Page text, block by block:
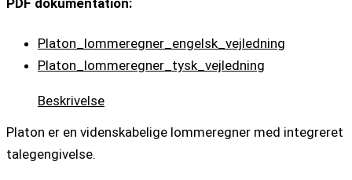
PDF dokumentation:
Platon_lommeregner_engelsk_vejledning
Platon_lommeregner_tysk_vejledning
Beskrivelse
Platon er en videnskabelige lommeregner med integreret
talegengivelse.